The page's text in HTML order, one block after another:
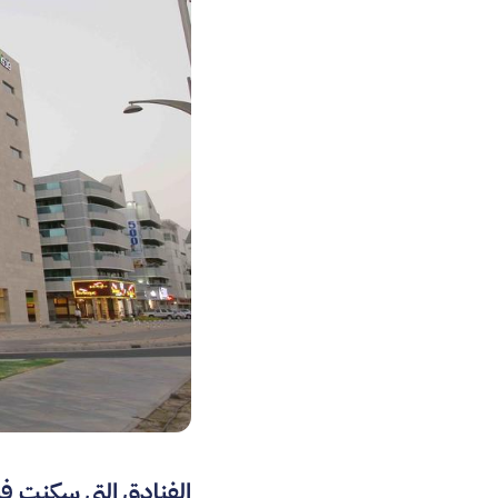
الفنادق التي سكنت